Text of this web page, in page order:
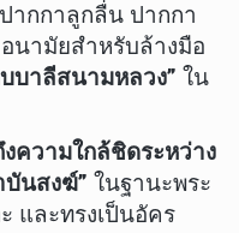
ากกาลูกลื่น ปากกา
นามัยสำหรับล้างมือ
บาลีสนามหลวง” ใน
งความใกล้ชิดระหว่าง
นสงฆ์” ในฐานะพระ
และทรงเป็นอัคร